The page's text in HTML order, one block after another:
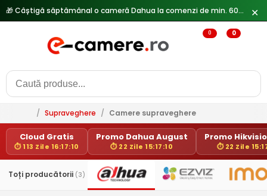
🎁 Câștigă săptămânal o cameră Dahua la comenzi de min. 600 lei — ✕
0 0
/ Supraveghere / Camere supraveghere
Cloud Gratis
⏱ 113 Zile 16:17:10
Promo Dahua August
⏱ 22 Zile 15:17:10
Promo
⏱ 22 Zile
Toți producătorii (3)